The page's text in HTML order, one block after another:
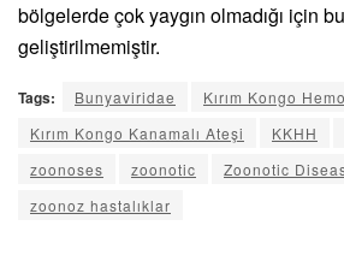
bölgelerde çok yaygın olmadığı için
geliştirilmemiştir.
Tags: Bunyaviridae
Kırım Kongo
Kırım Kongo Kanamalı Ateşi
KKHH
zoonoses
zoonotic Zoonotic
zoonoz hastalıklar